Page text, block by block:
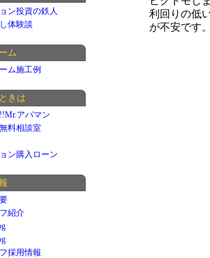
利回りの低
が不安です
ン投資の鉄人
体験談
ム
ム施工例
きは
アパマン
料相談室
ン購入ローン
紹介
採用情報